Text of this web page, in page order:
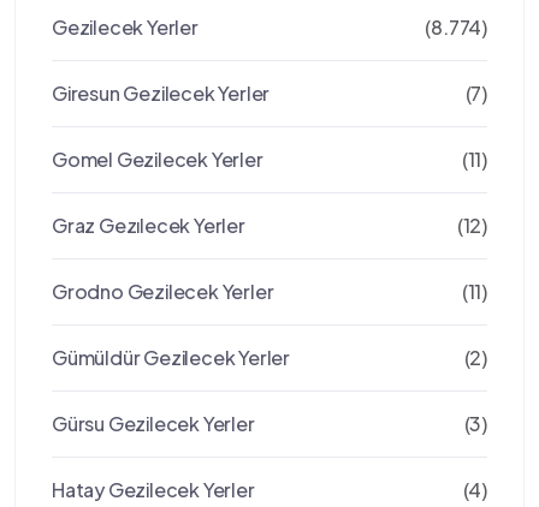
Gezilecek Yerler (8.774)
Giresun Gezilecek Yerler (7)
Gomel Gezilecek Yerler (11)
Graz Gezılecek Yerler (12)
Grodno Gezilecek Yerler (11)
Gümüldür Gezilecek Yerler (2)
Gürsu Gezilecek Yerler (3)
Hatay Gezilecek Yerler (4)